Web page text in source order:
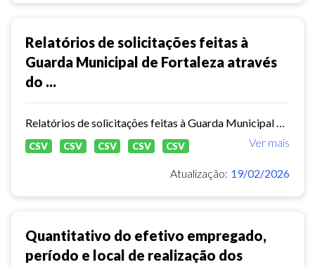
Relatórios de solicitações feitas à
Guarda Municipal de Fortaleza através
do ...
Ver mais
CSV CSV CSV CSV CSV
Atualização: 19/02/2026
Quantitativo do efetivo empregado,
período e local de realização dos